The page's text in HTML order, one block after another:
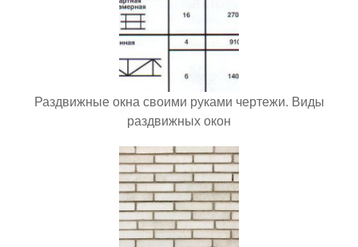
Раздвижные окна своими руками чертежи. Виды
раздвижных окон